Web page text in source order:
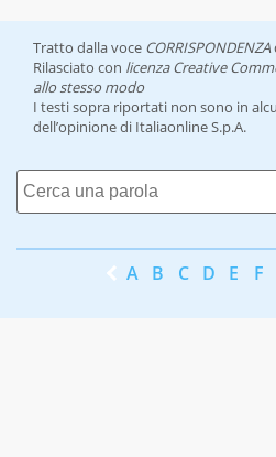
Tratto dalla voce CORRISPONDENZA
Rilasciato con licenza Creative
allo stesso modo
I testi sopra riportati non sono in
dell’opinione di Italiaonline S.p.A.
A B C D E F